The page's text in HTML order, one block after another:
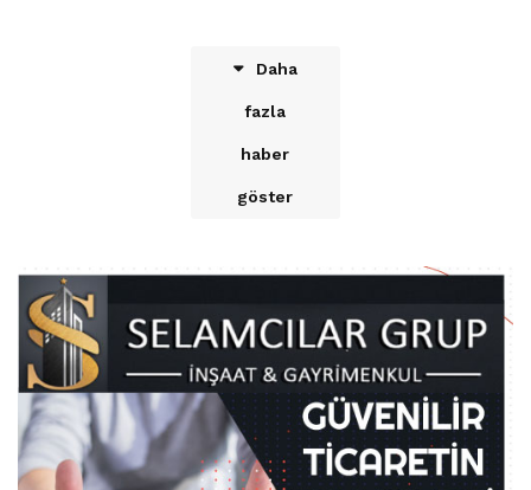
Daha
fazla
haber
göster